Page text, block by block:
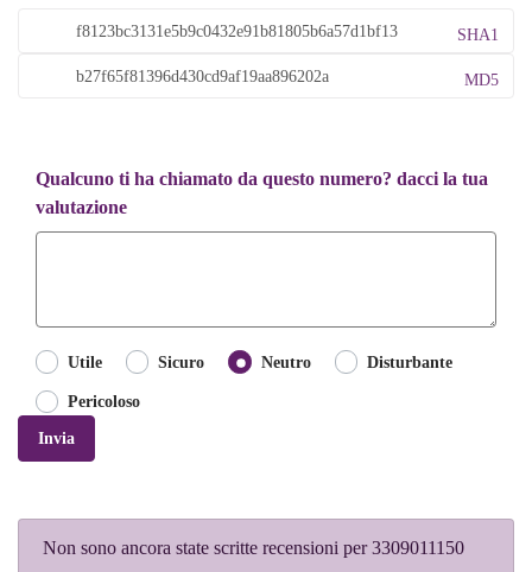
SHA1
MD5
Qualcuno ti ha chiamato da questo numero? dacci la tua
valutazione
Utile Sicuro Neutro Disturbante
Pericoloso
Invia
Non sono ancora state scritte recensioni per 3309011150